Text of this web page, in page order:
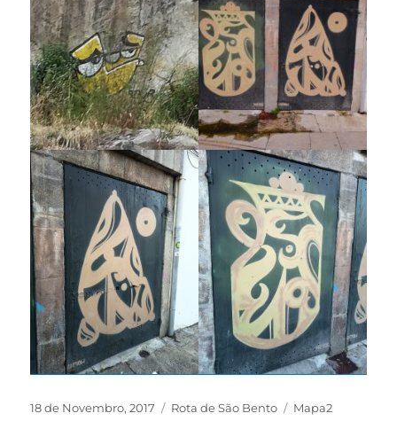
18 de Novembro, 2017 Rota de São Bento Mapa2